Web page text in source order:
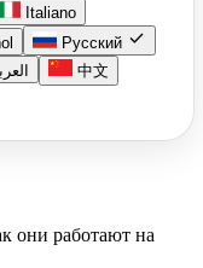
Italiano
Русский check
中文
они работают на